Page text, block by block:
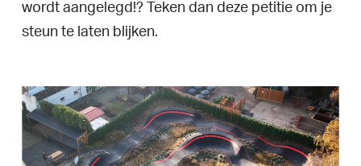
wordt aangelegd!? Teken dan deze petitie om je
steun te laten blijken.